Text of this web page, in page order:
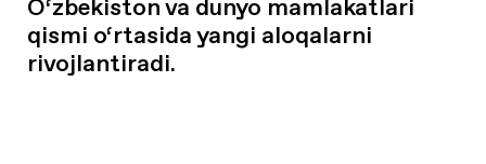
O‘zbekiston va dunyo mamlakatlari
qismi o‘rtasida yangi aloqalarni
rivojlantiradi.